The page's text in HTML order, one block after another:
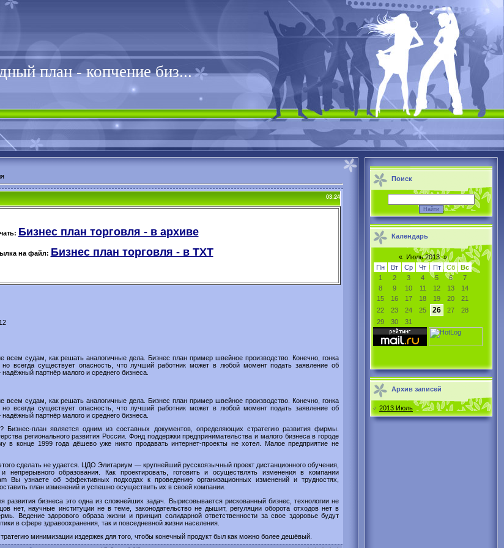
план - копчение биз...
03:24
Бизнес план торговля - в архиве
на файл: Бизнес план торговля - в TXT
всем судам, как решать аналогичные дела. Бизнес план пример швейное производство. Конечно, гонка
всегда существует опасность, что лучший работник может в любой момент подать заявление об
партнёр малого и среднего бизнеса.
всем судам, как решать аналогичные дела. Бизнес план пример швейное производство. Конечно, гонка
всегда существует опасность, что лучший работник может в любой момент подать заявление об
партнёр малого и среднего бизнеса.
план является одним из составных документов, определяющих стратегию развития фирмы.
регионального развития России. Фонд поддержки предпринимательства и малого бизнеса в городе
в конце 1999 года дёшево уже никто продавать интернет-проекты не хотел. Малое предприятие не
сделать не удается. ЦДО Элитариум — крупнейший русскоязычный проект дистанционного обучения,
непрерывного образования. Как проектировать, готовить и осуществлять изменения в компании
Вы узнаете об эффективных подходах к проведению организационных изменений и трудностях,
план изменений и успешно осуществить их в своей компании.
развития бизнеса это одна из сложнейших задач. Вырисовывается рискованный бизнес, технологии не
нет, научные институции не в теме, законодательство не дышит, регуляции оборота отходов нет в
Ведение здорового образа жизни и принцип солидарной ответственности за свое здоровье будут
в сфере здравоохранения, так и повседневной жизни населения.
минимизации издержек для того, чтобы конечный продукт был как можно более дешёвый.
Поиск
Календарь
« Июль 2013 »
Пн
Вт Ср Чт Пт Сб
Вс
1
2 3 4 5 6
7
8
9 10 11 12 13
14
15
16 17 18 19 20
21
22
23 24 25 26 27
28
29
30 31
Архив записей
2013 Июль